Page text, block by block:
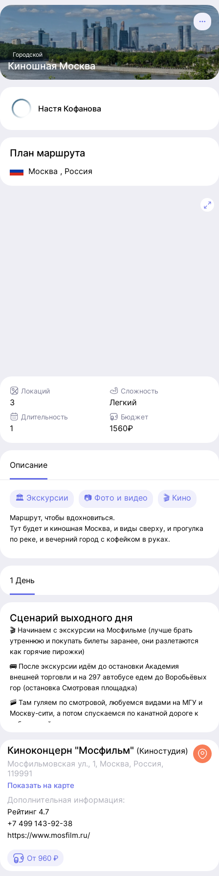
Городской
Киношная Москва
Настя Кофанова
План маршрута
Москва , Россия
Локаций
3
Сложность
Легкий
Длительность
1
Бюджет
1560₽
Описание
🏛 Экскурсии 📷 Фото и видео 🎬 Кино
Маршрут, чтобы вдохновиться.
Тут будет и киношная Москва, и виды сверху, и прогулка
по реке, и вечерний город с кофейком в руках.
1 День
Сценарий выходного дня
🎬 Начинаем с экскурсии на Мосфильме (лучше брать
утреннюю и покупать билеты заранее, они разлетаются
как горячие пирожки)
🚌 После экскурсии идём до остановки Академия
внешней торговли и на 297 автобусе едем до Воробьёвых
гор (остановка Смотровая площадка)
🚠 Там гуляем по смотровой, любуемся видами на МГУ и
Москву-сити, а потом спускаемся по канатной дороге к
набережной
корабликах кататься))
🚤 Билеты на прогулку по реке выгоднее брать онлайн,
можно даже за 5 минут до отправления (мы так делали)
🏙️ Наслаждаемся красавицей Москвой с реки,
фоткаемся, снимаем видосы, доплываем до Китай-города
и идём гулять в Зарядье
Киноконцерн "Мосфильм" (Киностудия)
Мосфильмовская ул., 1, Москва, Россия,
119991
Показать на карте
Дополнительная информация:
Рейтинг 4.7
+7 499 143-92-38
https://www.mosfilm.ru/
От 960 ₽